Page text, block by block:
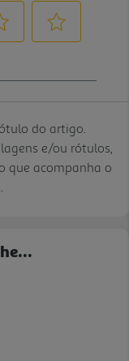
do artigo.
e/ou rótulos,
que acompanha o